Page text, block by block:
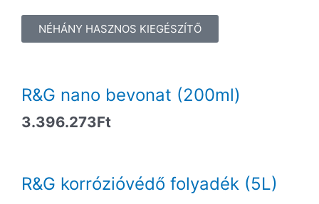
NÉHÁNY HASZNOS KIEGÉSZÍTŐ
R&G nano bevonat (200ml)
3.396.273Ft
R&G korrózióvédő folyadék (5L)